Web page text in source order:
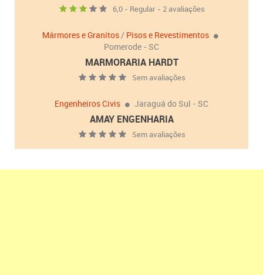
6,0 - Regular - 2 avaliações
Mármores e Granitos/ Pisos e Revestimentos
Pomerode - SC
MARMORARIA HARDT
Sem avaliações
Engenheiros Civis Jaraguá do Sul - SC
AMAY ENGENHARIA
Sem avaliações